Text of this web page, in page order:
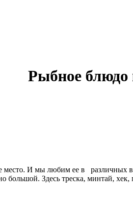
Рыбное
место. И мы любим ее в
большой. Здесь треска, минтай,